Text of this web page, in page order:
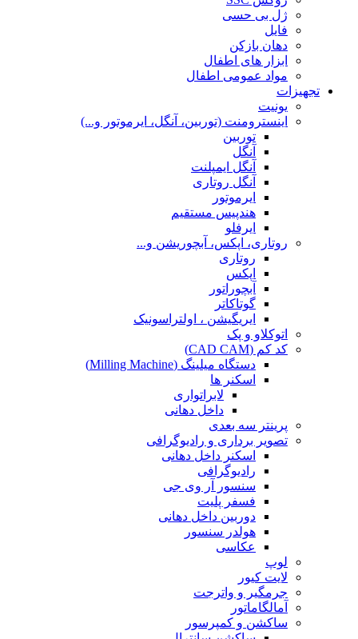
ژل بی حسی
فایل
دهان بازکن
ابزار های اطفال
مواد عمومی اطفال
تجهیزات
یونیت
اینسترومنت (توربین، آنگل، ایرموتور و...)
توربین
آنگل
آنگل ایمپلنت
آنگل روتاری
ایرموتور
هندپیس مستقیم
ایرفلو
روتاری، اپکس، آبچوریشن و...
روتاری
اپکس
آبچوراتور
گوتاکاتر
ایریگیشن ، اولتراسونیک
اتوکلاو و پک
کد کم (CAD CAM)
دستگاه میلینگ (Milling Machine)
اسکنر ها
لابراتواری
داخل دهانی
پرینتر سه بعدی
تصویر برداری و رادیوگرافی
اسکنر داخل دهانی
رادیوگرافی
سنسور آر وی جی
فسفر پلیت
دوربین داخل دهانی
هولدر سنسور
عکاسی
لوپ
لایت کیور
جرمگیر و واترجت
آمالگاماتور
ساکشن و کمپرسور